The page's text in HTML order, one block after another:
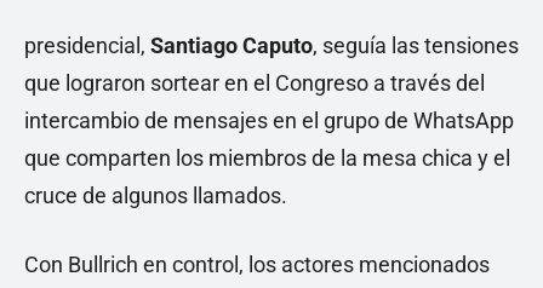
presidencial, Santiago Caputo, seguía las tensiones
que lograron sortear en el Congreso a través del
intercambio de mensajes en el grupo de WhatsApp
que comparten los miembros de la mesa chica y el
cruce de algunos llamados.
Con Bullrich en control, los actores mencionados